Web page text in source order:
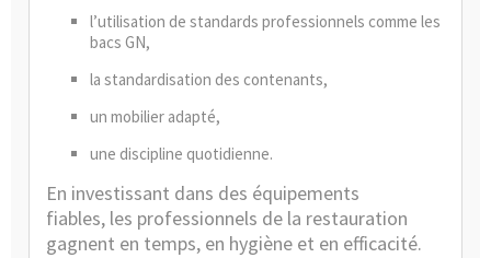
l’utilisation de standards professionnels comme les
bacs GN,
la standardisation des contenants,
un mobilier adapté,
une discipline quotidienne.
En investissant dans des équipements
fiables, les professionnels de la restauration
gagnent en temps, en hygiène et en efficacité.